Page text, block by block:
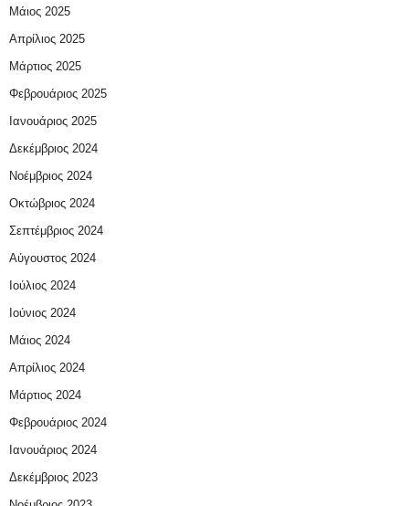
Μάιος 2025
Απρίλιος 2025
Μάρτιος 2025
Φεβρουάριος 2025
Ιανουάριος 2025
Δεκέμβριος 2024
Νοέμβριος 2024
Οκτώβριος 2024
Σεπτέμβριος 2024
Αύγουστος 2024
Ιούλιος 2024
Ιούνιος 2024
Μάιος 2024
Απρίλιος 2024
Μάρτιος 2024
Φεβρουάριος 2024
Ιανουάριος 2024
Δεκέμβριος 2023